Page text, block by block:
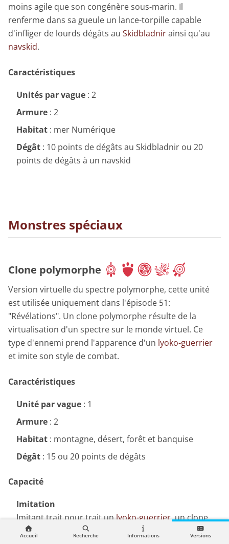
moins agile que son congénère sous-marin. Il
renferme dans sa gueule un lance-torpille capable
d'infliger de lourds dégâts au Skidbladnirainsi qu'au
navskid.
Caractéristiques
Unités par vague : 2
Armure : 2
Habitat : mer Numérique
Dégât : 10 points de dégâts au Skidbladnir ou 20
points de dégâts à un navskid
Monstres spéciaux
Clone polymorphe
Version virtuelle du spectre polymorphe, cette unité
est utilisée uniquement dans l'épisode 51:
"Révélations". Un clone polymorphe résulte de la
virtualisation d'un spectre sur le monde virtuel. Ce
type d'ennemi prend l'apparence d'un lyoko-guerrier
et imite son style de combat.
Caractéristiques
Unité par vague : 1
Armure : 2
Habitat : montagne, désert, forêt et banquise
Dégât : 15 ou 20 points de dégâts
Capacité
Imitation
Imitant trait pour trait unlyoko-guerrier, un clone
polymorphe a le même symbole sur sa mini-carte,
Accueil Recherche Informations Versions